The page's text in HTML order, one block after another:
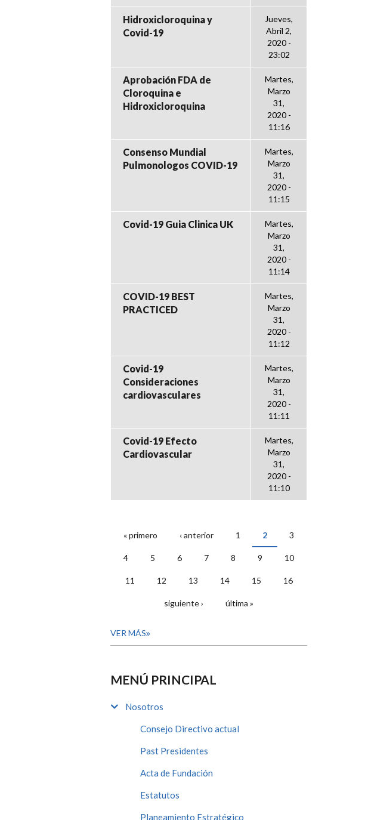
Hidroxicloroquina y
Covid-19
Jueves,
Abril 2,
2020 -
23:02
Aprobación FDA de
Cloroquina e
Hidroxicloroquina
Martes,
Marzo
31,
2020 -
11:16
Consenso Mundial
Pulmonologos COVID-19
Martes,
Marzo
31,
2020 -
11:15
Covid-19 Guia Clinica UK
Martes,
Marzo
31,
2020 -
11:14
COVID-19 BEST
PRACTICED
Martes,
Marzo
31,
2020 -
11:12
Covid-19
Consideraciones
cardiovasculares
Martes,
Marzo
31,
2020 -
11:11
Covid-19 Efecto
Cardiovascular
Martes,
Marzo
31,
2020 -
11:10
PÁGINAS
« primero ‹ anterior 1 2 3
4 5 6 7 8 9 10
11 12 13 14 15 16
siguiente › última »
VER MÁS
MENÚ PRINCIPAL
Nosotros
Consejo Directivo actual
Past Presidentes
Acta de Fundación
Estatutos
Planeamiento Estratégico